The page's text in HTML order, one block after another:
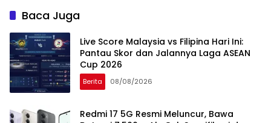
Baca Juga
Live Score Malaysia vs Filipina Hari Ini:
Pantau Skor dan Jalannya Laga ASEAN
Cup 2026
Berita 08/08/2026
Redmi 17 5G Resmi Meluncur, Bawa